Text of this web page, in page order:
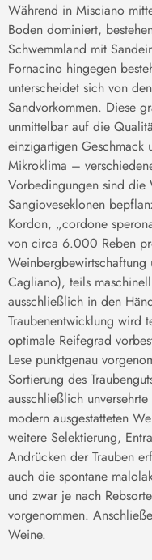
Während in Misciano
Boden dominiert,
Schwemmland mit
Fornacino hingegen
unterscheidet sich von
Sandvorkommen. Diese
unmittelbar auf die
einzigartigen
Mikroklima –
Vorbedingungen sind die
Sangioveseklonen
Kordon, „cordone
von circa 6.000 Reben
Cagliano), teils
ausschließlich in den
Traubenentwicklung wird
optimale Reifegrad
Lese punktgenau
Sortierung des
ausschließlich
modern ausgestatteten
weitere Selektierung,
Andrücken der Trauben
auch die spontane
und zwar je nach
vorgenommen.
Weine.